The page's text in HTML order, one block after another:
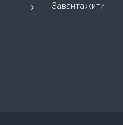
Завантажити